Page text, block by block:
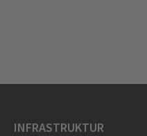
INFRASTRUKTUR